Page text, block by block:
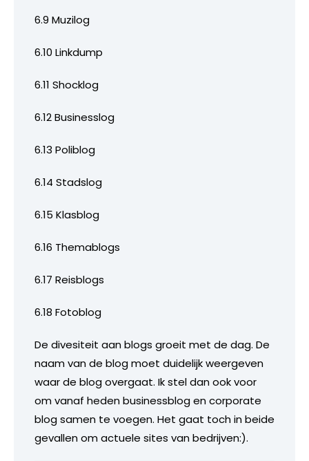
6.9 Muzilog
6.10 Linkdump
6.11 Shocklog
6.12 Businesslog
6.13 Poliblog
6.14 Stadslog
6.15 Klasblog
6.16 Themablogs
6.17 Reisblogs
6.18 Fotoblog
De divesiteit aan blogs groeit met de dag. De
naam van de blog moet duidelijk weergeven
waar de blog overgaat. Ik stel dan ook voor
om vanaf heden businessblog en corporate
blog samen te voegen. Het gaat toch in beide
gevallen om actuele sites van bedrijven:).